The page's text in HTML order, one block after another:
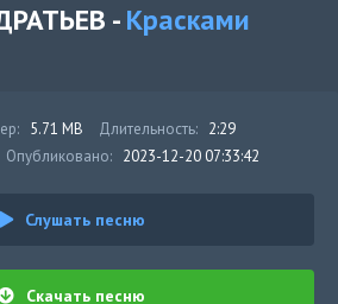
-Красками
5.71 MB Длительность: 2:29
Опубликовано: 2023-12-20 07:33:42
Слушать песню
Скачать песню